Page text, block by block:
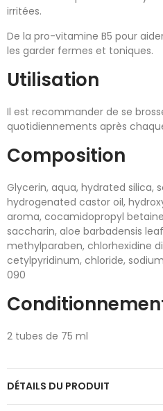
irritées.
De la pro-vitamine B5 pour
les garder fermes et toniques.
Utilisation
Il est recommander de se
quotidiennements après
Composition
Glycerin, aqua, hydrated silica,
hydrogenated castor oil,
aroma, cocamidopropyl
saccharin, aloe barbadensis
methylparaben, chlorhexidine
cetylpyridinum, chloride,
090
2 tubes de 75 ml
DÉTAILS DU PRODUIT